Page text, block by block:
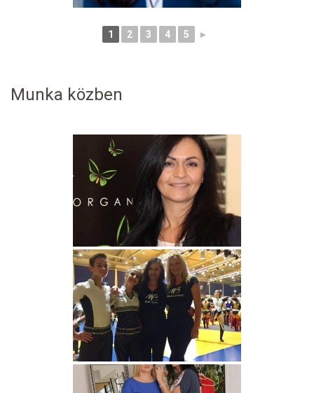
1 2 3 4 5 ►
Munka közben